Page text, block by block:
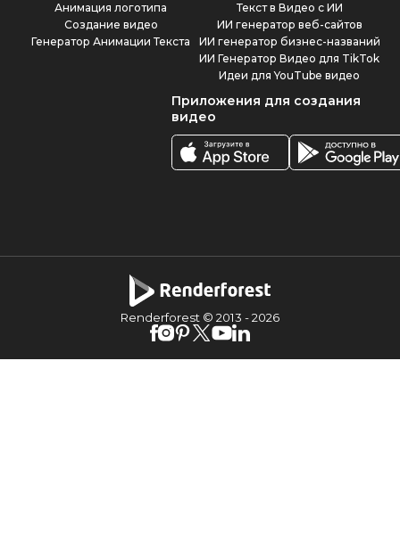
Анимация логотипа
Создание видео
Генератор Анимации Текста
Текст в Видео с ИИ
ИИ генератор веб-сайтов
ИИ генератор бизнес-названий
ИИ Генератор Видео для TikTok
Идеи для YouTube видео
Приложения для создания
видео
Renderforest © 2013 -2026